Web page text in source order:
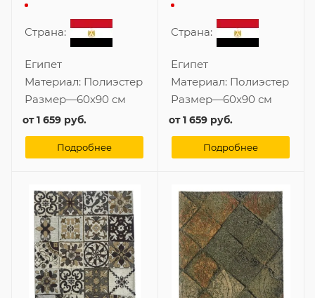
Страна:
Египет
Материал: Полиэстер
Размер—60x90 см
от1 659 руб.
Подробнее
Страна:
Египет
Материал: Полиэстер
Размер—60x90 см
от1 659 руб.
Подробнее